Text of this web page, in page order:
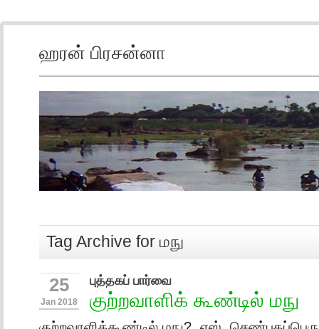
ஹரன் பிரசன்னா
Tag Archive for மநு
25
Jan 2018
புத்தகப் பார்வை
குற்றவாளிக் கூண்டில் மநு